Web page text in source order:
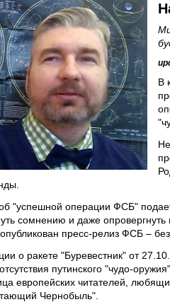
В
"успешной операции ФСБ"
сомнению и даже
пресс-релиз ФСБ –
о ракете "Буревестник" от
путинского "чудо-
европейских читателей,
Чернобыль".